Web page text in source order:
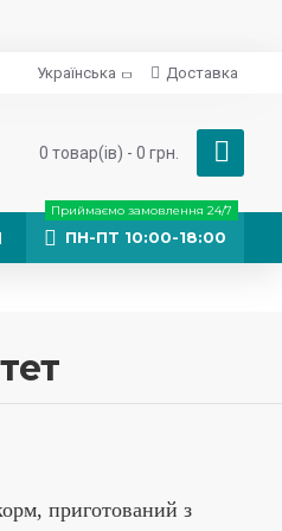
Українська Доставка
0 товар(ів) - 0 грн.
ПН-ПТ 10:00-18:00
Приймаємо замовлення 24/7
приготований з